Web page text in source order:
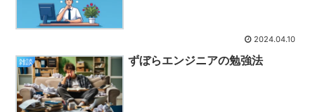
2024.04.10
雑談 ずぼらエンジニアの勉強法